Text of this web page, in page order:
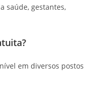
saúde, gestantes,
em diversos postos